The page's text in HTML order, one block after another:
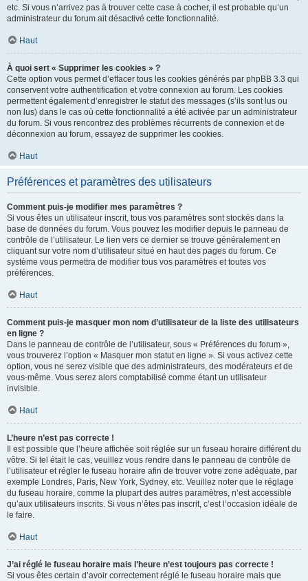
etc. Si vous n’arrivez pas à trouver cette case à cocher, il est probable qu’un
administrateur du forum ait désactivé cette fonctionnalité.
Haut
À quoi sert « Supprimer les cookies » ?
Cette option vous permet d’effacer tous les cookies générés par phpBB 3.3 qui
conservent votre authentification et votre connexion au forum. Les cookies
permettent également d’enregistrer le statut des messages (s’ils sont lus ou
non lus) dans le cas où cette fonctionnalité a été activée par un administrateur
du forum. Si vous rencontrez des problèmes récurrents de connexion et de
déconnexion au forum, essayez de supprimer les cookies.
Haut
Préférences et paramètres des utilisateurs
Comment puis-je modifier mes paramètres ?
Si vous êtes un utilisateur inscrit, tous vos paramètres sont stockés dans la
base de données du forum. Vous pouvez les modifier depuis le panneau de
contrôle de l’utilisateur. Le lien vers ce dernier se trouve généralement en
cliquant sur votre nom d’utilisateur situé en haut des pages du forum. Ce
système vous permettra de modifier tous vos paramètres et toutes vos
préférences.
Haut
Comment puis-je masquer mon nom d’utilisateur de la liste des utilisateurs
en ligne ?
Dans le panneau de contrôle de l’utilisateur, sous « Préférences du forum »,
vous trouverez l’option « Masquer mon statut en ligne ». Si vous activez cette
option, vous ne serez visible que des administrateurs, des modérateurs et de
vous-même. Vous serez alors comptabilisé comme étant un utilisateur
invisible.
Haut
L’heure n’est pas correcte !
Il est possible que l’heure affichée soit réglée sur un fuseau horaire différent du
vôtre. Si tel était le cas, veuillez vous rendre dans le panneau de contrôle de
l’utilisateur et régler le fuseau horaire afin de trouver votre zone adéquate, par
exemple Londres, Paris, New York, Sydney, etc. Veuillez noter que le réglage
du fuseau horaire, comme la plupart des autres paramètres, n’est accessible
qu’aux utilisateurs inscrits. Si vous n’êtes pas inscrit, c’est l’occasion idéale de
le faire.
Haut
J’ai réglé le fuseau horaire mais l’heure n’est toujours pas correcte !
Si vous êtes certain d’avoir correctement réglé le fuseau horaire mais que